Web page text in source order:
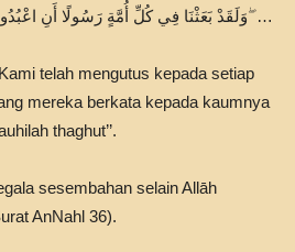
ﻭَﻟَﻘَﺪْ ﺑَﻌَﺜْﻨَﺎ ﻓِﻲ ﻛُﻞِّ ﺃُﻣَّﺔٍ ﺭَﺳُﻮﻟًﺎ ﺃَﻥِ ﺍﻋْﺒُﺪُﻭﺍ الله ﻭَﺍﺟْﺘَﻨِﺒُﻮﺍ ﺍﻟﻄَّﺎﻏُﻮﺕَ ۖ …
telah mengutus kepada setiap
mereka berkata kepada kaumnya
thaghut’’.
sesembahan selain Allāh
AnNahl 36).